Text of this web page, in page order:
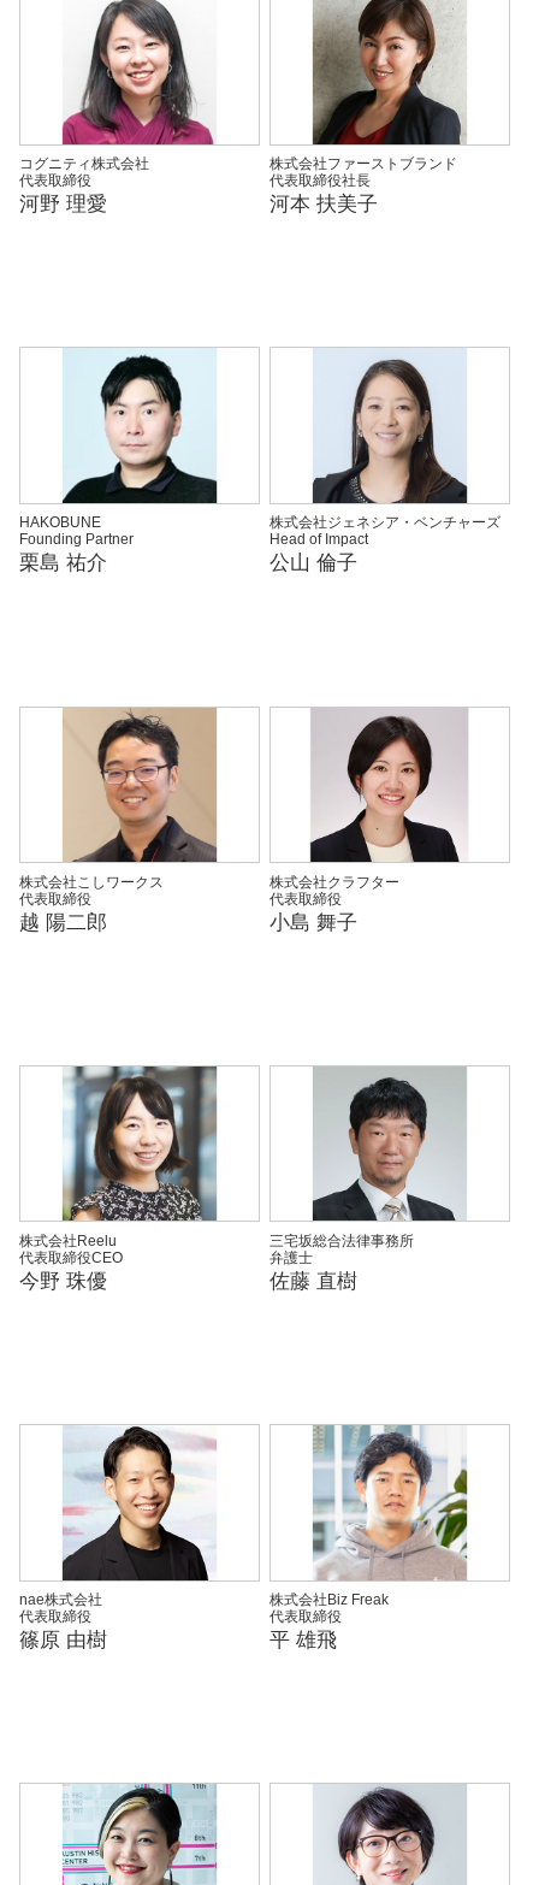
コグニティ株式会社
代表取締役
河野 理愛
株式会社ファーストブランド
代表取締役社長
河本 扶美子
HAKOBUNE
Founding Partner
栗島 祐介
株式会社ジェネシア・ベンチャーズ
Head of Impact
公山 倫子
株式会社こしワークス
代表取締役
越 陽二郎
株式会社クラフター
代表取締役
小島 舞子
株式会社Reelu
代表取締役CEO
今野 珠優
三宅坂総合法律事務所
弁護士
佐藤 直樹
nae株式会社
代表取締役
篠原 由樹
株式会社Biz Freak
代表取締役
平 雄飛